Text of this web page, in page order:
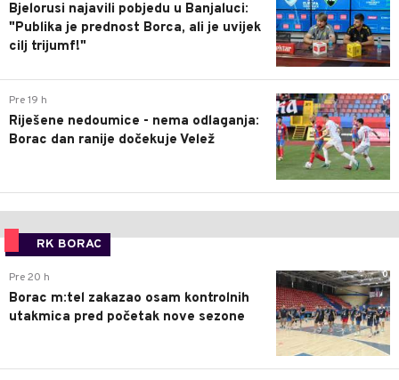
Bjelorusi najavili pobjedu u Banjaluci:
"Publika je prednost Borca, ali je uvijek
cilj trijumf!"
0
Pre 19 h
Riješene nedoumice - nema odlaganja:
Borac dan ranije dočekuje Velež
RK BORAC
0
Pre 20 h
Borac m:tel zakazao osam kontrolnih
utakmica pred početak nove sezone